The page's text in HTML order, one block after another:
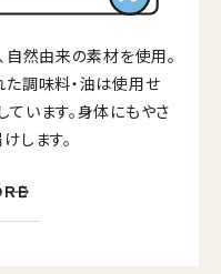
自然由来の素材を使用。
た調味料・油は使用せ
います。身体にもやさ
します。